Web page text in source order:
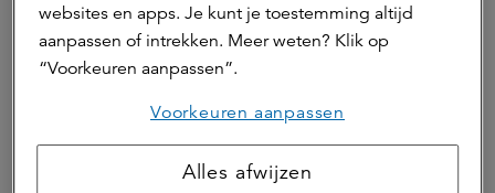
De maatregelen variëren van “goede
landbouwpraktijken” rond het beheer van bodem, mest,
water en gewassen tot kostbare bedrijfsinvesteringen in
stalsystemen, drainage of alternatieve vormen van
bodembeheer. Op basis van deze kennis kan per sector,
grondsoort en type landgebruik inzicht worden gegeven
in zowel de huidige verliezen als het
websites en apps. Je kunt je toestemming altijd
aanpassen of intrekken. Meer weten? Klik op
“Voorkeuren aanpassen”.
Voorkeuren aanpassen
Alles afwijzen